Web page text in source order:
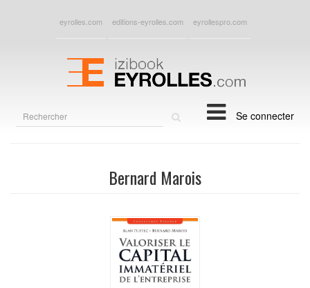
eyrolles.com editions-eyrolles.com eyrollespro.com
Se connecter
Bernard Marois